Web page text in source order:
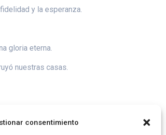
consentimiento
y la esperanza.
gloria eterna.
nuestras casas.